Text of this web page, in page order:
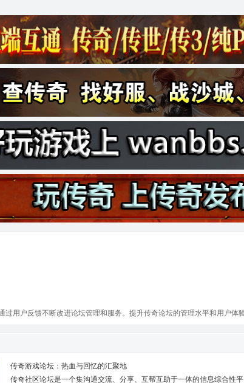
用户反馈不断改进论坛管理和服务。提升传奇论坛的管理水平和用户体
传奇游戏论坛：热血与回忆的汇聚地
传奇社区论坛是一个集沟通交流、分享、互帮互助于一体的信息综合性